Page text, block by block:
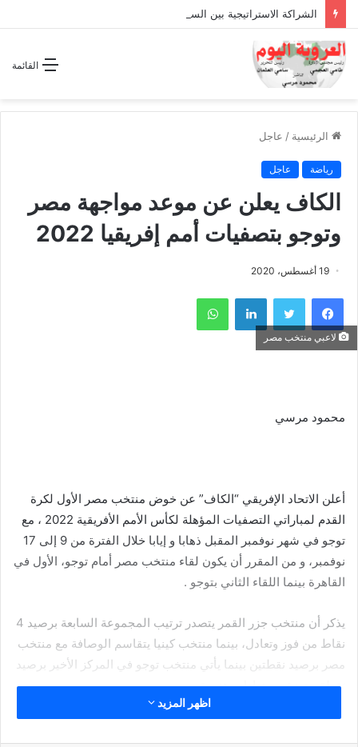
القائمة
الرئيسية / عاجل
رياضة عاجل
الكاف يعلن عن موعد مواجهة مصر
وتوجو بتصفيات أمم إفريقيا 2022
19 أغسطس، 2020
فيسبوك تويتر لينكدإن واتساب
لاعبي منتخب مصر
محمود مرسي
أعلن الاتحاد الإفريقي “الكاف” عن خوض منتخب مصر الأول لكرة
القدم لمباراتي التصفيات المؤهلة لكأس الأمم الأفريقية 2022 ، مع
توجو في شهر نوفمبر المقبل ذهابا و إيابا خلال الفترة من 9 إلى 17
نوفمبر، و من المقرر أن يكون لقاء منتخب مصر أمام توجو، الأول في
القاهرة بينما اللقاء الثاني بتوجو .
يذكر أن منتخب جزر القمر يتصدر ترتيب المجموعة السابعة برصيد 4
نقاط من فوز وتعادل، بينما منتخب كينيا يتقاسم الوصافة مع منتخب
مصر برصيد نقطتين بينما يأتي منتخب توجو في المركز الأخير برصيد
نقطة وحيدة من تعادل وهزيمة.
#تصفيات_أمم_إفريقيا #مصر_توجو
اظهر المزيد